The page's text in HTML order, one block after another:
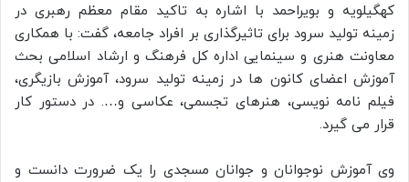
کهگیلویه و بویراحمد با اشاره به تاکید مقام معظم رهبری در
زمینه تولید سرود برای تاثیرگذاری بر افراد جامعه، گفت: با همکاری
معاونت هنری و سینمایی اداره کل فرهنگ و ارشاد اسلامی بحث
آموزش اعضای کانون ها در زمینه تولید سرود، آموزش بازیگری،
فیلم نامه نویسی، هنرهای تجسمی، عکاسی و…. در دستور کار
قرار می گیرد.
وی آموزش نوجوانان و جوانان مسجدی را یک ضرورت دانست و